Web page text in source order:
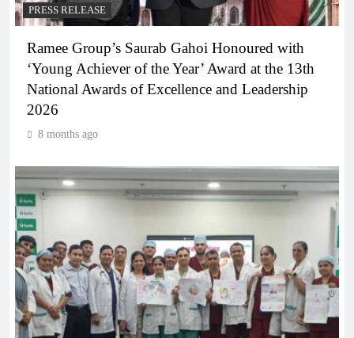
PRESS RELEASE
Ramee Group’s Saurab Gahoi Honoured with
‘Young Achiever of the Year’ Award at the 13th
National Awards of Excellence and Leadership
2026
8 months ago